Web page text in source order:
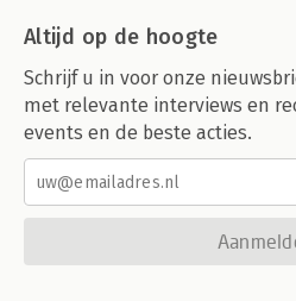
Altijd op de hoogte
Schrijf u in voor onze
met relevante interviews en
events en de beste acties.